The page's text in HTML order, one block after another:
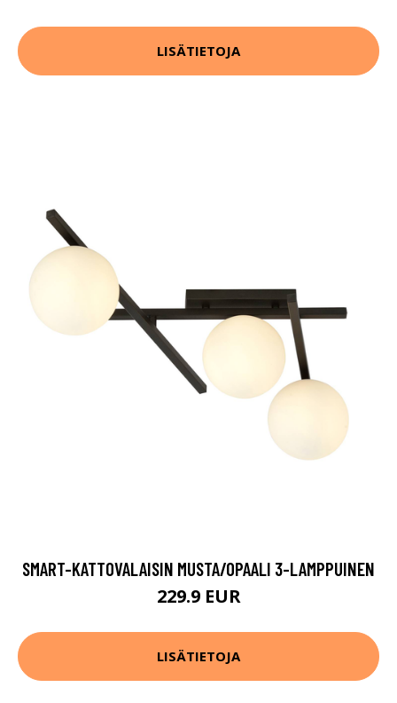
LISÄTIETOJA
SMART-KATTOVALAISIN MUSTA/OPAALI 3-LAMPPUINEN
229.9 EUR
LISÄTIETOJA